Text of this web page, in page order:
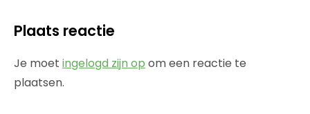
Plaats reactie
Je moet ingelogd zijn op om een reactie te
plaatsen.